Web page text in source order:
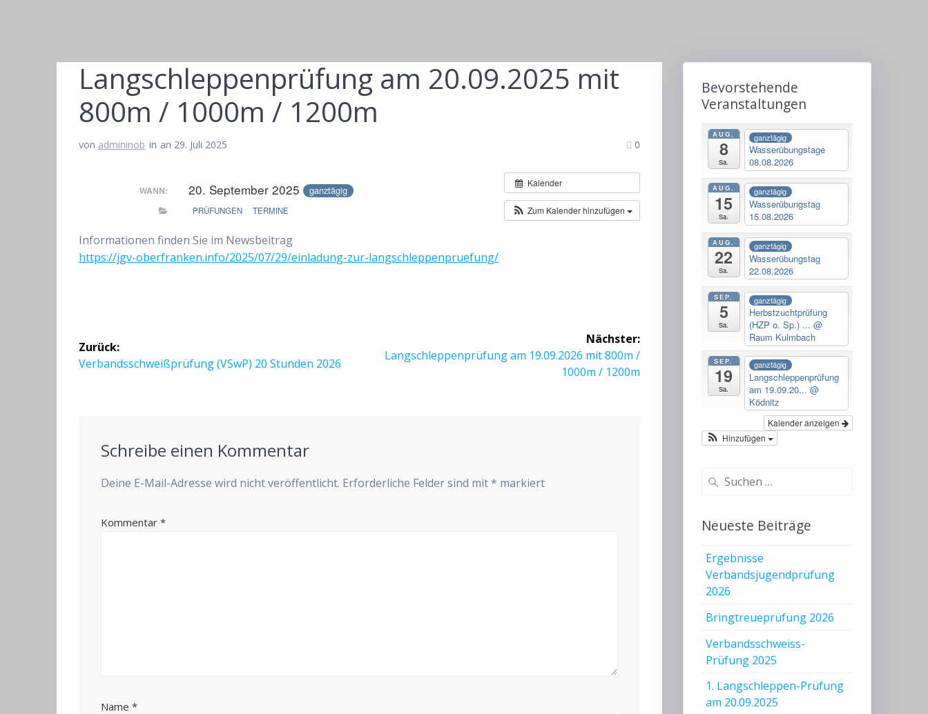
Langschleppenprüfung am 20.09.2025 mit
800m / 1000m / 1200m
von admininob in an 29. Juli 2025 0
Kalender
Zum Kalender hinzufügen
WANN: 20. September 2025 ganztägig
PRÜFUNGEN TERMINE
Informationen finden Sie im Newsbeitrag
https://jgv-oberfranken.info/2025/07/29/einladung-zur-langschleppenpruefung/
Beitragsnavigation
Zurück:
Vorheriger
Verbandsschweißprüfung (VSwP) 20 Stunden 2026
Nächster:
Nächster
Langschleppenprüfung am 19.09.2026 mit 800m /
1000m / 1200m
Schreibe einen Kommentar
Deine E-Mail-Adresse wird nicht veröffentlicht. Erforderliche Felder sind mit* markiert
Kommentar*
Name*
Bevorstehende
Veranstaltungen
AUG.
8
Sa.
ganztägig
Wasserübungstage
08.08.2026
AUG.
15
Sa.
ganztägig
Wasserübungstag
15.08.2026
AUG.
22
Sa.
ganztägig
Wasserübungstag
22.08.2026
SEP.
5
Sa.
ganztägig
Herbstzuchtprüfung
(HZP o. Sp.) ... @
Raum Kulmbach
SEP.
19
Sa.
ganztägig
Langschleppenprüfung
am 19.09.20... @
Ködnitz
Kalender anzeigen
Hinzufügen
Suchen
nach:
Neueste Beiträge
Ergebnisse
Verbandsjugendprüfung
2026
Bringtreueprüfung 2026
Verbandsschweiss-
Prüfung 2025
1. Langschleppen-Prüfung
am 20.09.2025